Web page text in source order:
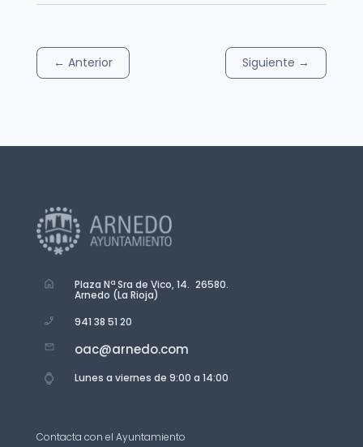
← Anterior Siguiente →
Plaza Nª Sra de Vico, 14. 26580.
Arnedo (La Rioja)
941 38 51 20
oac@arnedo.com
Lunes a viernes de 9:00 a 14:00
Contacta con el Ayuntamiento